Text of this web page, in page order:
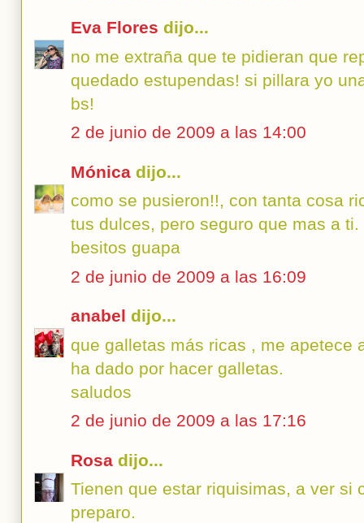
Eva Flores dijo...
no me extraña que te pidieran que
quedado estupendas! si pillara yo
bs!
2 de junio de 2009 a las 14:00
Mónica dijo...
como se pusieron!!, con tanta cosa
tus dulces, pero seguro que mas a ti.
besitos guapa
2 de junio de 2009 a las 16:09
anabel dijo...
que galletas más ricas , me apetece
ha dado por hacer galletas.
saludos
2 de junio de 2009 a las 17:16
Rosa dijo...
Tienen que estar riquisimas, a ver si
preparo.